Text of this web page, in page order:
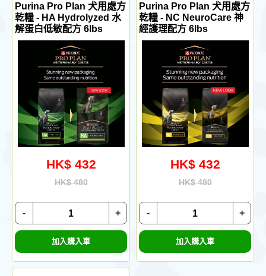
Purina Pro Plan 犬用處方
乾糧 - HA Hydrolyzed 水
解蛋白低敏配方 6lbs
HK$ 432
HK$ 480
+
-
加入購入車
Purina Pro Plan 犬用處方
乾糧 - NC NeuroCare 神
經護理配方 6lbs
HK$ 432
HK$ 480
+
-
加入購入車